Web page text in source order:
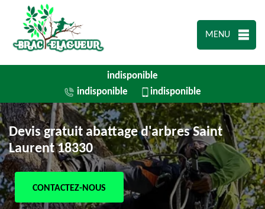
MENU
indisponible
indisponible
indisponible
Devis gratuit abattage d'arbres Saint
Laurent 18330
CONTACTEZ-NOUS